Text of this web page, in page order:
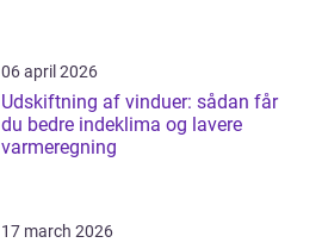
06 april 2026
Udskiftning af vinduer: sådan får
du bedre indeklima og lavere
varmeregning
17 march 2026